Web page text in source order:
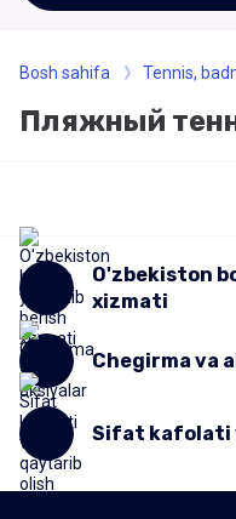
Bosh sahifa Tennis,
Пляжный
O'zbekiston
xizmati
Chegirma va
Sifat kafolati